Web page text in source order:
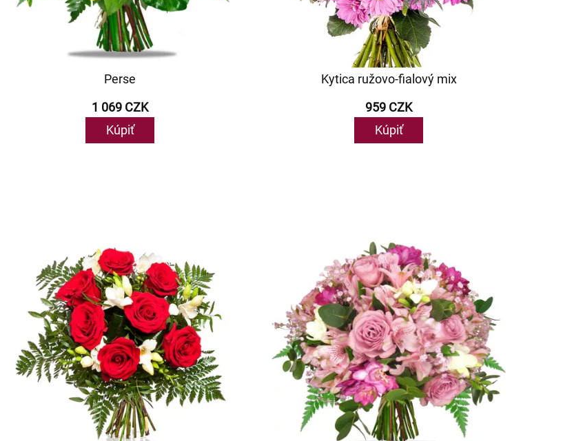
Perse
1 069 CZK
Kúpiť
Kytica ružovo-fialový mix
959 CZK
Kúpiť